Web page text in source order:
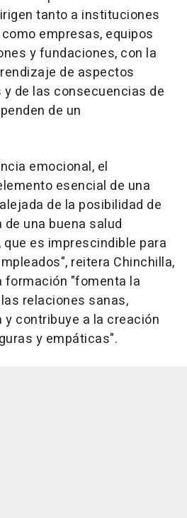
tanto a instituciones
empresas, equipos
y fundaciones, con la
de aspectos
de las consecuencias de
de un
emocional, el
esencial de una
de la posibilidad de
una buena salud
es imprescindible para
reitera Chinchilla,
formación "fomenta la
relaciones sanas,
y contribuye a la creación
y empáticas".